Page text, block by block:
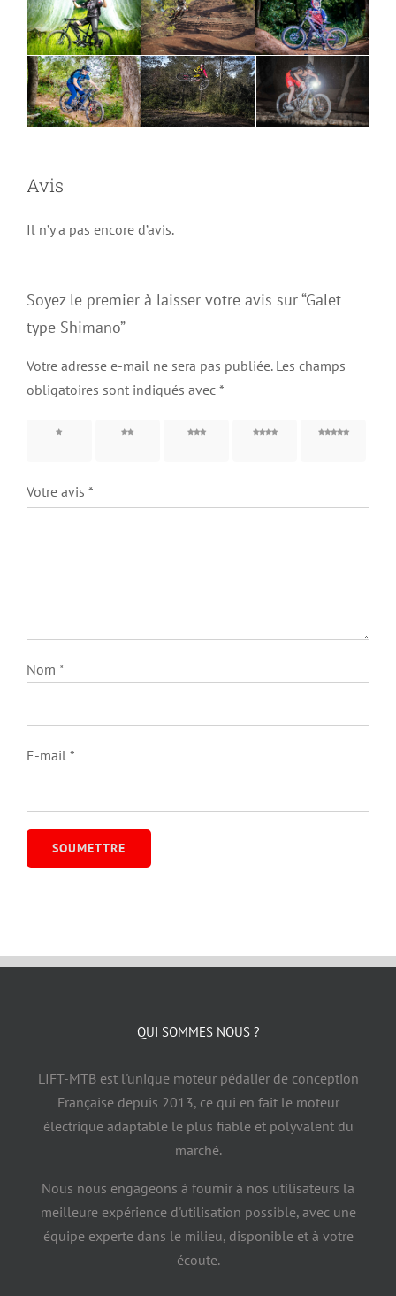
Avis
Il n’y a pas encore d’avis.
Soyez le premier à laisser votre avis sur “Galet
type Shimano”
Votre adresse e-mail ne sera pas publiée. Les champs
obligatoires sont indiqués avec *
1 étoile
2 étoiles
3 étoiles
4 étoiles
5 étoiles
Votre avis *
Nom *
E-mail *
QUI SOMMES NOUS ?
LIFT-MTB est l'unique moteur pédalier de conception
Française depuis 2013, ce qui en fait le moteur
électrique adaptable le plus fiable et polyvalent du
marché.
Nous nous engageons à fournir à nos utilisateurs la
meilleure expérience d'utilisation possible, avec une
équipe experte dans le milieu, disponible et à votre
écoute.